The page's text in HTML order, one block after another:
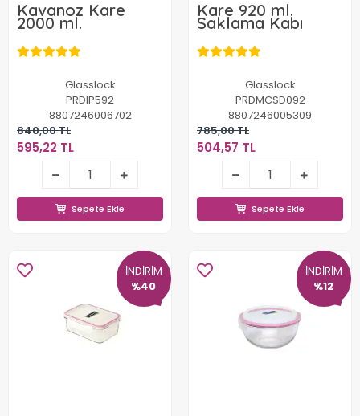
Kavanoz Kare
2000 ml.
Glasslock
PRDIP592
8807246006702
840,00 TL
595,22 TL
595,22 TL
Sepete Ekle
Sepete Ekle
Kare 920 ml.
Saklama Kabı
Glasslock
PRDMCSD092
8807246005309
785,00 TL
504,57 TL
504,57 TL
Sepete Ekle
Sepete Ekle
İNDİRİM
%40
İNDİRİM
%12